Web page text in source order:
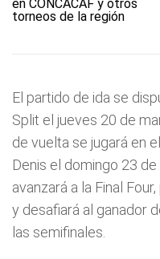
El partido de ida se
Split el jueves 20 de
de vuelta se jugará en
Denis el domingo 23
avanzará a la Final
y desafiará al ganador
las semifinales.